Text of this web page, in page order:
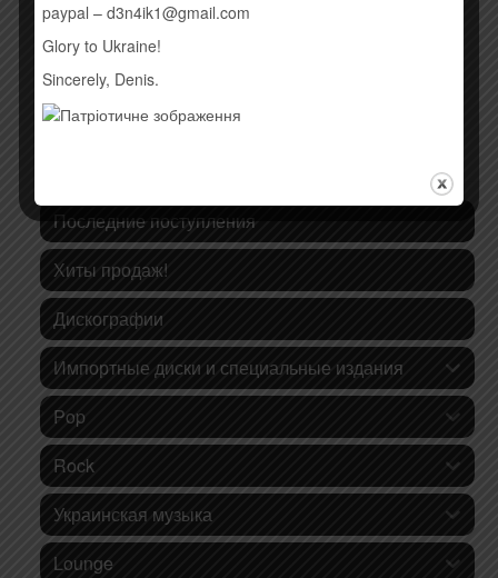
Последние поступления
Хиты продаж!
Дискографии
Импортные диски и специальные издания
Pop
Rock
Украинская музыка
Lounge
paypal – d3n4ik1@gmail.com
Glory to Ukraine!
Sincerely, Denis.